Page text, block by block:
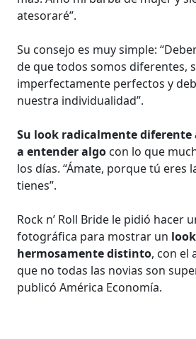
atesoraré”.
Su consejo es muy simple:
de que todos somos diferentes,
imperfectamente perfectos y
nuestra individualidad”.
Su look radicalmente diferente
a entender algo con lo que
los días. “Ámate, porque tú eres
tienes”.
Rock n’ Roll Bride le pidió hacer
fotográfica para mostrar un
hermosamente distinto, con el
que no todas las novias son
publicó América Economía.